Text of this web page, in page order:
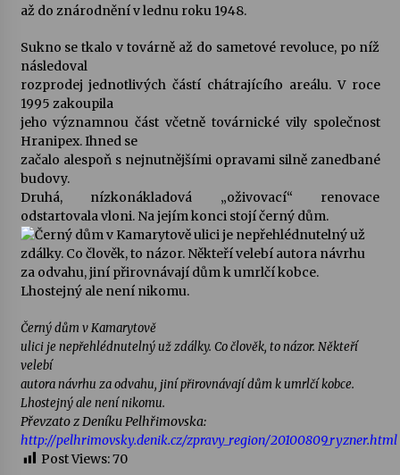
až do znárodnění v lednu roku 1948.
Sukno se tkalo v továrně až do sametové revoluce, po níž
následoval
rozprodej jednotlivých částí chátrajícího areálu. V roce
1995 zakoupila
jeho významnou část včetně továrnické vily společnost
Hranipex. Ihned se
začalo alespoň s nejnutnějšími opravami silně zanedbané
budovy.
Druhá, nízkonákladová „oživovací“ renovace
odstartovala vloni. Na jejím konci stojí černý dům.
Černý dům v Kamarytově
ulici je nepřehlédnutelný už zdálky. Co člověk, to názor. Někteří
velebí
autora návrhu za odvahu, jiní přirovnávají dům k umrlčí kobce.
Lhostejný ale není nikomu.
Převzato z Deníku Pelhřimovska:
http://pelhrimovsky.denik.cz/zpravy_region/20100809_ryzner.html
Post Views:70